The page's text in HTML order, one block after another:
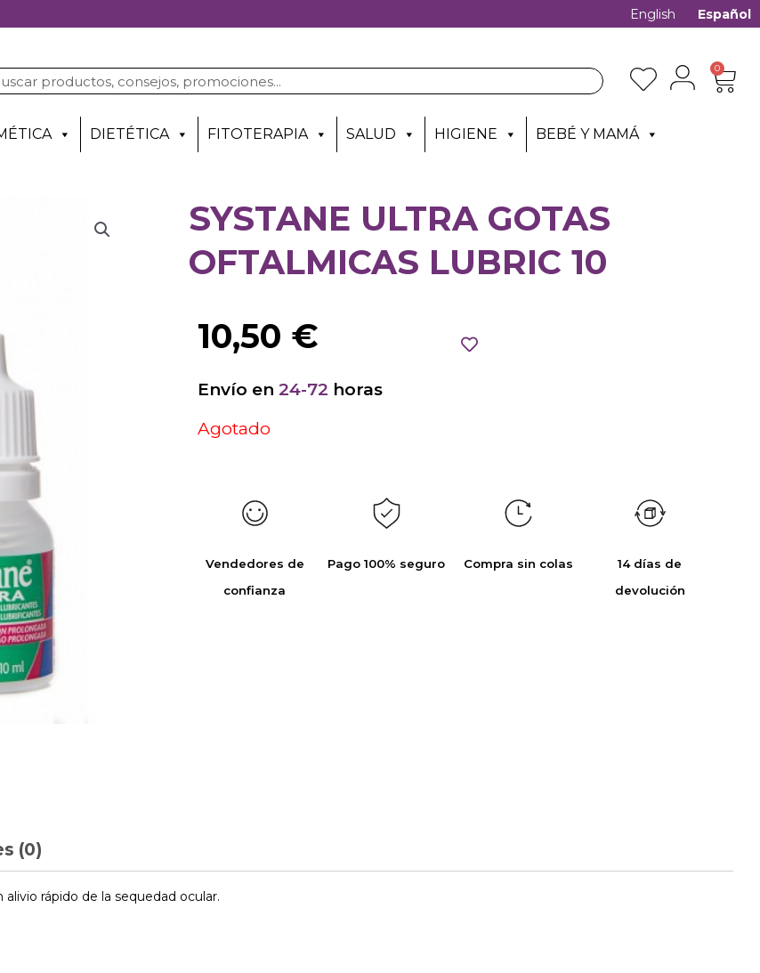
English Español
0
DIETÉTICA FITOTERAPIA SALUD HIGIENE BEBÉ Y MAMÁ
SYSTANE ULTRA GOTAS
OFTALMICAS LUBRIC 10
10,50 €
Envío en 24-72 horas
Agotado
Vendedores de
confianza
Pago 100% seguro Compra sin colas
14 días de
devolución
(0)
rápido de la sequedad ocular.